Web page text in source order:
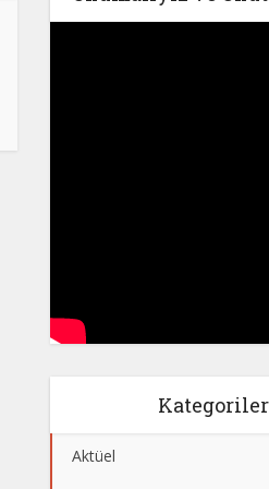
Kategoriler
Aktüel